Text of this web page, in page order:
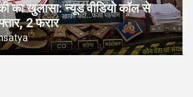
का खुलासा: न्यूड वीडियो कॉल से
2 फरार